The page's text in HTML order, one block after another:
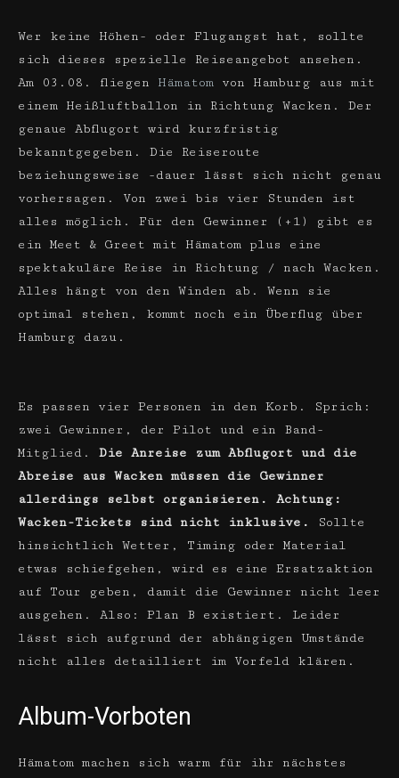
Wer keine Höhen- oder Flugangst hat, sollte
sich dieses spezielle Reiseangebot ansehen.
Am 03.08. fliegen Hämatom von Hamburg aus mit
einem Heißluftballon in Richtung Wacken. Der
genaue Abflugort wird kurzfristig
bekanntgegeben. Die Reiseroute
beziehungsweise -dauer lässt sich nicht genau
vorhersagen. Von zwei bis vier Stunden ist
alles möglich. Für den Gewinner (+1) gibt es
ein Meet & Greet mit Hämatom plus eine
spektakuläre Reise in Richtung / nach Wacken.
Alles hängt von den Winden ab. Wenn sie
optimal stehen, kommt noch ein Überflug über
Hamburg dazu.
Es passen vier Personen in den Korb. Sprich:
zwei Gewinner, der Pilot und ein Band-
Mitglied. Die Anreise zum Abflugort und die
Abreise aus Wacken müssen die Gewinner
allerdings selbst organisieren.
Achtung:
Wacken-Tickets sind nicht inklusive.
Sollte
hinsichtlich Wetter, Timing oder Material
etwas schiefgehen, wird es eine Ersatzaktion
auf Tour geben, damit die Gewinner nicht leer
ausgehen. Also: Plan B existiert. Leider
lässt sich aufgrund der abhängigen Umstände
nicht alles detailliert im Vorfeld klären.
Album-Vorboten
Hämatom machen sich warm für ihr nächstes